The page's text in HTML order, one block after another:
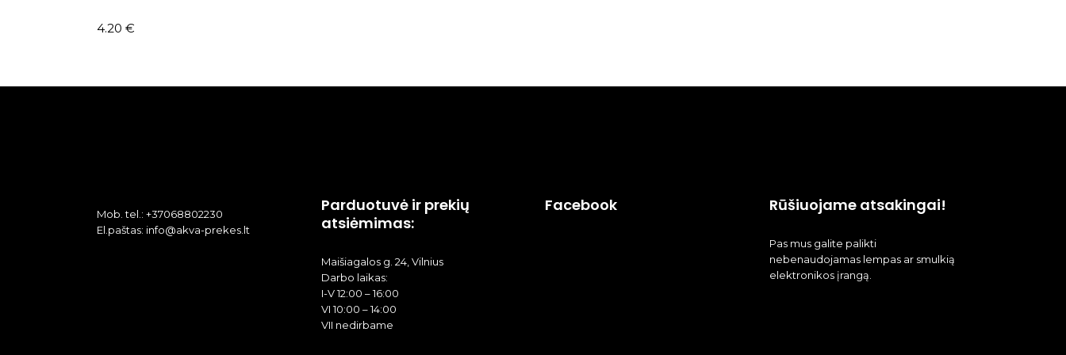
4.20 €
Mob. tel.: +37068802230
El.paštas: info@akva-prekes.lt
Parduotuvė ir prekių
atsiėmimas:
Maišiagalos g. 24, Vilnius
Darbo laikas:
I-V 12:00 – 16:00
VI 10:00 – 14:00
VII nedirbame
Facebook Rūšiuojame atsakingai!
Pas mus galite palikti
nebenaudojamas lempas ar smulkią
elektronikos įrangą.